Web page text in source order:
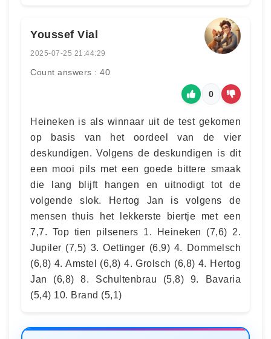
Youssef Vial
2025-07-25 21:44:29
Count answers : 40
0
Heineken is als winnaar uit de test gekomen
op basis van het oordeel van de vier
deskundigen. Volgens de deskundigen is dit
een mooi pils met een goede bittere smaak
die lang blijft hangen en uitnodigt tot de
volgende slok. Hertog Jan is volgens de
mensen thuis het lekkerste biertje met een
7,7. Top tien pilseners 1. Heineken (7,6) 2.
Jupiler (7,5) 3. Oettinger (6,9) 4. Dommelsch
(6,8) 4. Amstel (6,8) 4. Grolsch (6,8) 4. Hertog
Jan (6,8) 8. Schultenbrau (5,8) 9. Bavaria
(5,4) 10. Brand (5,1)